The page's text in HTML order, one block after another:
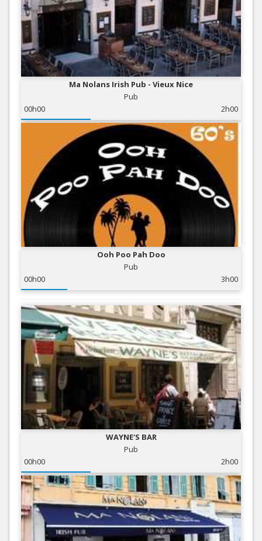
Ma Nolans Irish Pub - Vieux Nice
Pub
00h00
2h00
Ooh Poo Pah Doo
Pub
00h00
3h00
WAYNE'S BAR
Pub
00h00
2h00